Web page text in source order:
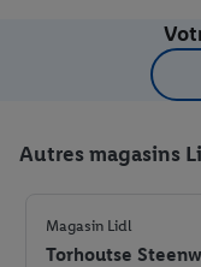
Autres magasins
Magasin Lidl
Torhoutse